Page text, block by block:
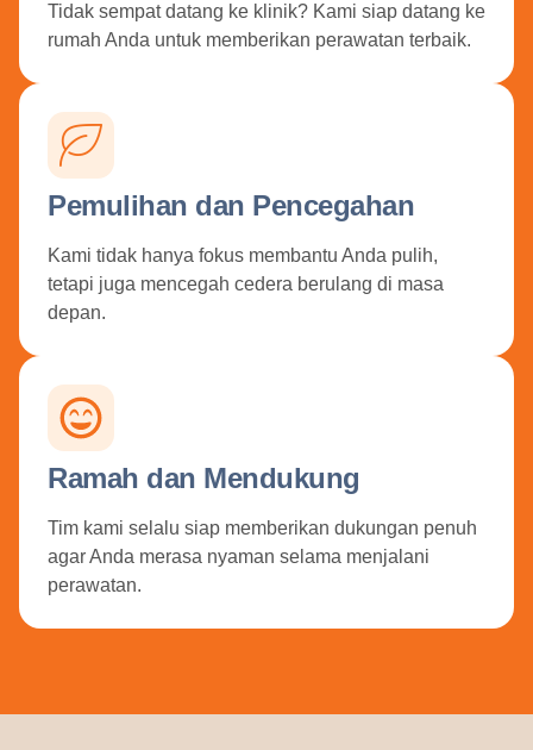
Tidak sempat datang ke klinik? Kami siap datang ke
rumah Anda untuk memberikan perawatan terbaik.
Pemulihan dan Pencegahan
Kami tidak hanya fokus membantu Anda pulih,
tetapi juga mencegah cedera berulang di masa
depan.
Ramah dan Mendukung
Tim kami selalu siap memberikan dukungan penuh
agar Anda merasa nyaman selama menjalani
perawatan.